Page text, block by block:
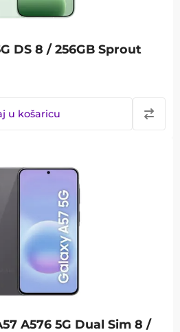
DS 8 / 256GB Sprout
u košaricu
A576 5G Dual Sim 8 /